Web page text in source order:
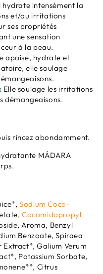
hydrate intensément la
et/ou irritations
ses propriétés
une sensation
à la peau.
apaise, hydrate et
elle soulage
Elle soulage les irritations
démangeaisons.
rincez abondamment.
MÁDARA
Sodium Coco-
Cocamidopropyl
Aroma, Benzyl
Benzoate, Spiraea
Galium Verum
Potassium Sorbate,
Citrus